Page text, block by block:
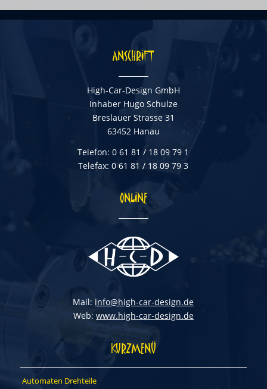
ANSCHRIFT
High-Car-Design GmbH
Inhaber Hugo Schulze
Breslauer Strasse 31
63452 Hanau
Telefon: 0 61 81 / 18 09 79 1
Telefax: 0 61 81 / 18 09 79 3
ONLINE
Mail: info@high-car-design.de
Web: www.high-car-design.de
KURZMENÜ
Automaten Drehteile